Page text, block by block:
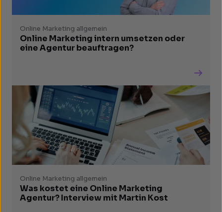
Online Marketing allgemein
Online Marketing intern umsetzen oder
eine Agentur beauftragen?
Online Marketing allgemein
Was kostet eine Online Marketing
Agentur? Interview mit Martin Kost